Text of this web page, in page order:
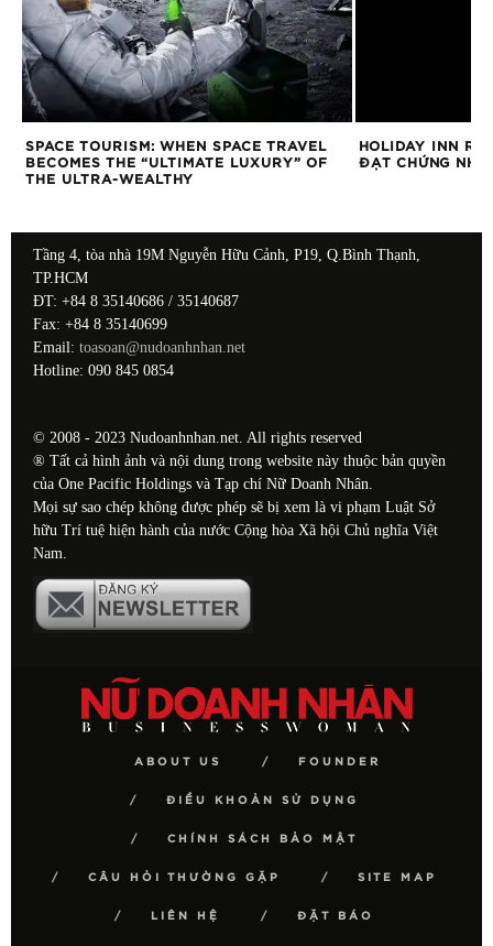
SPACE TOURISM: WHEN SPACE TRAVEL
BECOMES THE “ULTIMATE LUXURY” OF
THE ULTRA-WEALTHY
HOLIDAY INN
ĐẠT CHỨNG
Tầng 4, tòa nhà 19M Nguyễn Hữu Cảnh, P19, Q.Bình Thạnh,
TP.HCM
ĐT: +84 8 35140686 / 35140687
Fax: +84 8 35140699
Email: toasoan@nudoanhnhan.net
Hotline: 090 845 0854
© 2008 - 2023 Nudoanhnhan.net. All rights reserved
® Tất cả hình ảnh và nội dung trong website này thuộc bản quyền
của One Pacific Holdings và Tạp chí Nữ Doanh Nhân.
Mọi sự sao chép không được phép sẽ bị xem là vi phạm Luật Sở
hữu Trí tuệ hiện hành của nước Cộng hòa Xã hội Chủ nghĩa Việt
Nam.
ABOUT US FOUNDER
ĐIỀU KHOẢN SỬ DỤNG
CHÍNH SÁCH BẢO MẬT
CÂU HỎI THƯỜNG GẶP SITE MAP
LIÊN HỆ ĐẶT BÁO